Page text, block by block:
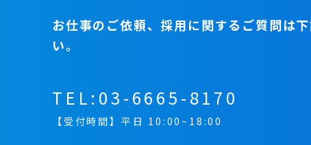
お仕事のご依頼、採用に関するご質問は
い。
TEL: 03-6665-8170
【受付時間】平日 10:00~18:00